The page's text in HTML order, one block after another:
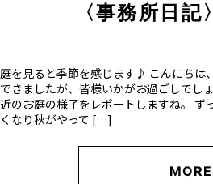
〈事務所日
庭を見ると季節を感じます♪ こんにちは
できましたが、皆様いかがお過ごしでし
近のお庭の様子をレポートしますね。
くなり秋がやって […]
MORE